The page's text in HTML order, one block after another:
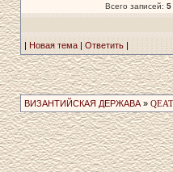
Всего записей: 5
| Новая тема|Ответить|
ВИЗАНТИЙСКАЯ ДЕРЖАВА»